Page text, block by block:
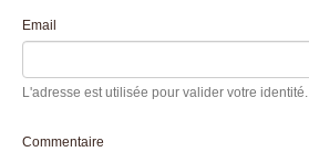
Email
L'adresse est utilisée pour valider votre identité.
Commentaire